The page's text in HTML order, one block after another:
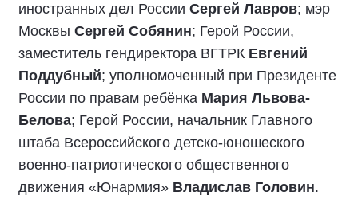
иностранных дел России Сергей Лавров; мэр
Москвы Сергей Собянин; Герой России,
заместитель гендиректора ВГТРК Евгений
Поддубный; уполномоченный при Президенте
России по правам ребёнка Мария Львова-
Белова; Герой России, начальник Главного
штаба Всероссийского детско-юношеского
военно-патриотического общественного
движения «Юнармия» Владислав Головин.